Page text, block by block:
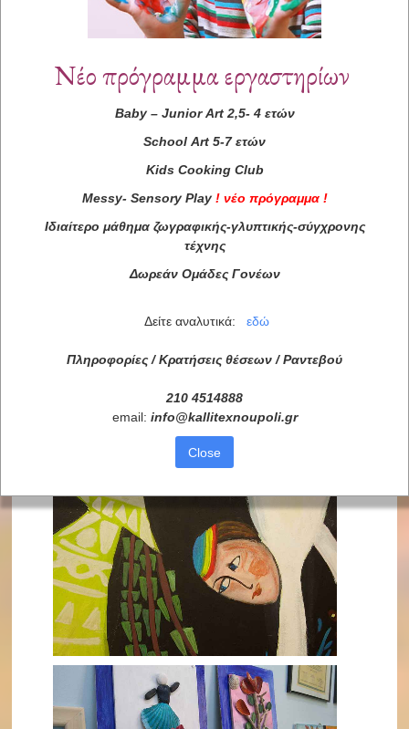
Νέο πρόγραμμα εργαστηρίων
Baby– Junior Art2,5- 4 ετών
School Art 5-7 ετών
Kids Cooking Club
Messy- Sensory Play ! νέο πρόγραμμα !
Ιδιαίτερο μάθημα ζωγραφικής-γλυπτικής-σύγχρονης
τέχνης
Δωρεάν Ομάδες Γονέων
Δείτε αναλυτικά: εδώ
Πληροφορίες / Κρατήσεις θέσεων / Ραντεβού
210 4514888
email: info@kallitexnoupoli.gr
Close